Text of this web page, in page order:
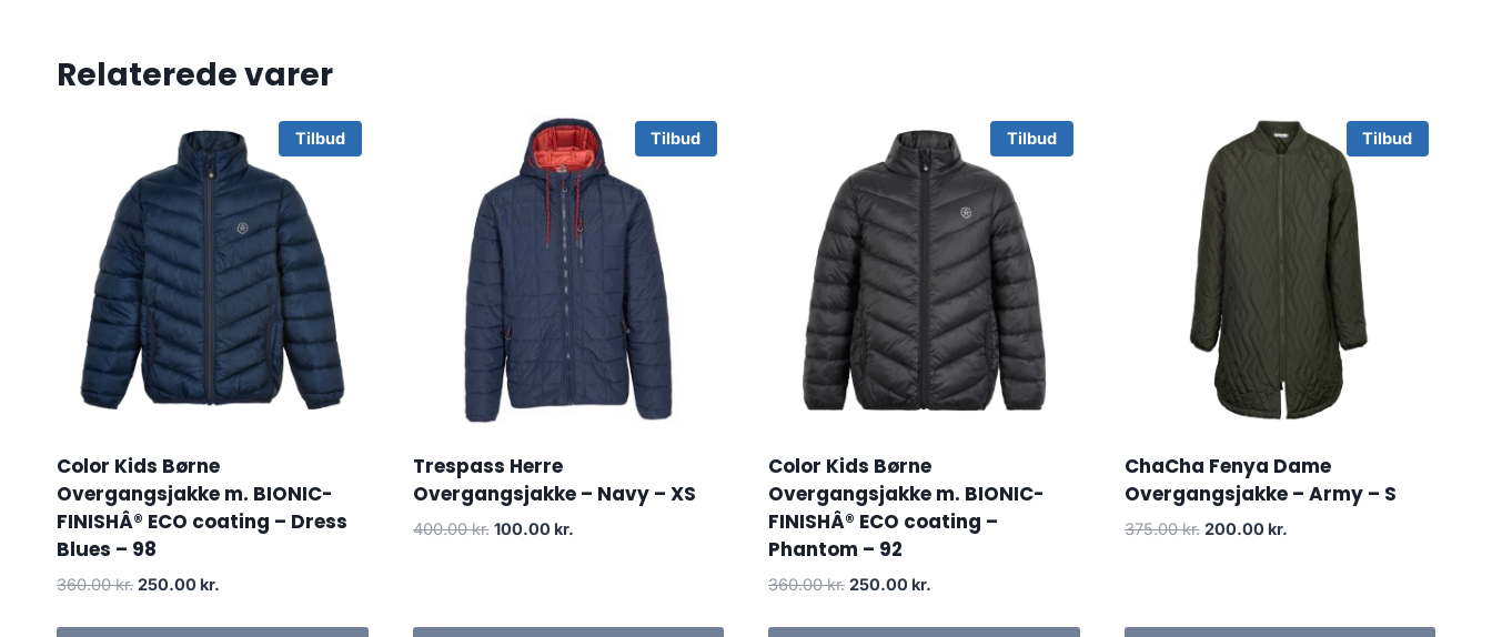
Relaterede varer
Tilbud
Color Kids Børne
Overgangsjakke m. BIONIC-
FINISHÂ® ECO coating – Dress
Blues – 98
360.00kr. Original
250.00 kr.
Tilbud
Trespass Herre
Overgangsjakke – Navy – XS
400.00kr. Original
100.00 kr.Current
Tilbud
Color Kids Børne
Overgangsjakke m. BIONIC-
FINISHÂ® ECO coating –
Phantom – 92
360.00kr. Original
250.00 kr.
Tilbud
ChaCha Fenya Dame
Overgangsjakke – Army – S
375.00kr. Original
200.00 kr.Current